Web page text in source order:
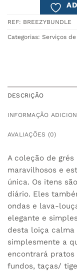
REF: BREEZYBUNDLE
Categorias: Serviços
DESCRIÇÃO
INFORMAÇÃO
AVALIAÇÕES (0)
A coleção de
maravilhosos e
única. Os itens
diário. Eles
ondas e lava-
elegante e
desta loiça calma
simplesmente a
encontrará
fundos, taças/